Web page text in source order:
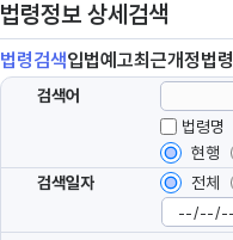
법령정보 상세검색
법령검색입법예고최근개정법령
검색어
법령명
현행
검색일자
전체